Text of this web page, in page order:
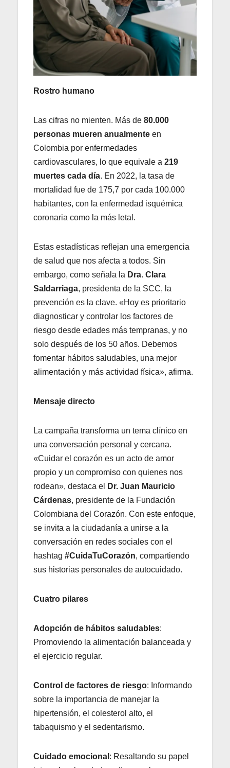
Rostro humano
Las cifras no mienten. Más de 80.000
personas mueren anualmente en
Colombia por enfermedades
cardiovasculares, lo que equivale a 219
muertes cada día. En 2022, la tasa de
mortalidad fue de 175,7 por cada 100.000
habitantes, con la enfermedad isquémica
coronaria como la más letal.
Estas estadísticas reflejan una emergencia
de salud que nos afecta a todos. Sin
embargo, como señala la Dra. Clara
Saldarriaga, presidenta de la SCC, la
prevención es la clave. «Hoy es prioritario
diagnosticar y controlar los factores de
riesgo desde edades más tempranas, y no
solo después de los 50 años. Debemos
fomentar hábitos saludables, una mejor
alimentación y más actividad física», afirma.
Mensaje directo
La campaña transforma un tema clínico en
una conversación personal y cercana.
«Cuidar el corazón es un acto de amor
propio y un compromiso con quienes nos
rodean», destaca el
Dr. Juan Mauricio
Cárdenas, presidente de la Fundación
Colombiana del Corazón. Con este enfoque,
se invita a la ciudadanía a unirse a la
conversación en redes sociales con el
hashtag #CuidaTuCorazón, compartiendo
sus historias personales de autocuidado.
Cuatro pilares
Adopción de hábitos saludables:
Promoviendo la alimentación balanceada y
el ejercicio regular.
Control de factores de riesgo: Informando
sobre la importancia de manejar la
hipertensión, el colesterol alto, el
tabaquismo y el sedentarismo.
Cuidado emocional : Resaltando su papel